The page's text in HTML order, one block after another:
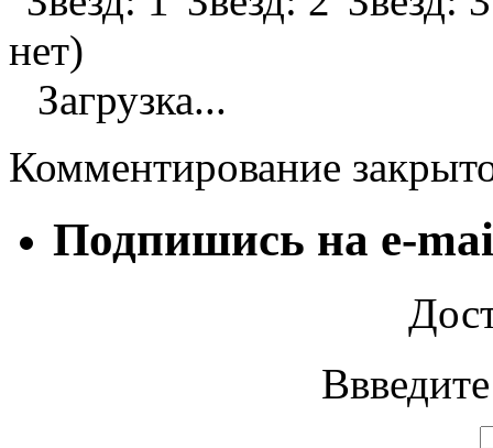
нет)
Загрузка...
Комментирование
Подпишись на e-